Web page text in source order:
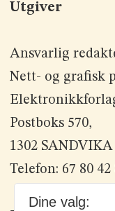
Utgiver
Ansvarlig
Nett- og grafisk
Postboks 570,
1302 SANDVIKA
Telefon: 67 80 42
Dine valg: